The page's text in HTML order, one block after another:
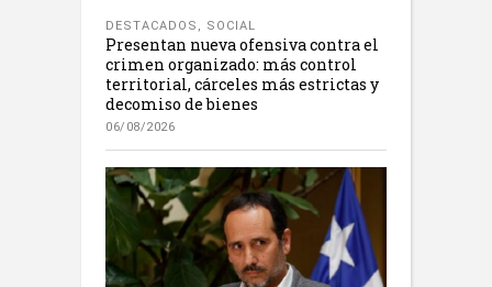
DESTACADOS , SOCIAL
Presentan nueva ofensiva contra el
crimen organizado: más control
territorial, cárceles más estrictas y
decomiso de bienes
06/08/2026